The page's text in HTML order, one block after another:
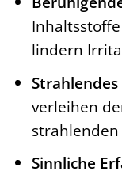
lindern
verleihen
strahlenden
Sinnliche